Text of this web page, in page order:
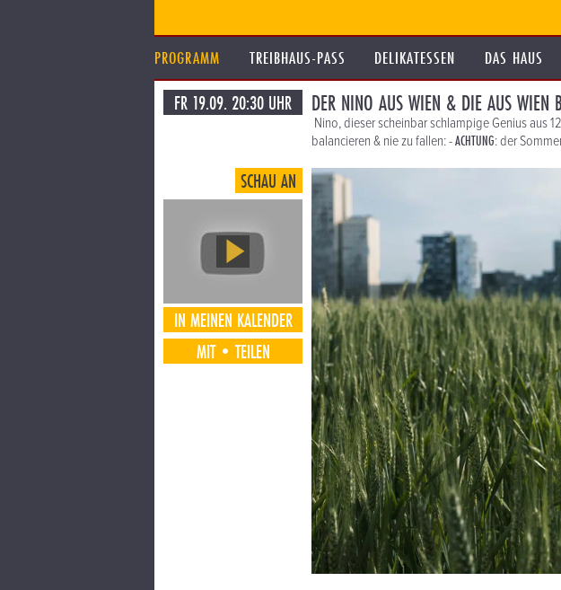
PROGRAMM TREIBHAUS-PASS DELIKATESSEN DAS HAUS
FR 19.09. 20:30 UHR DER NINO AUS WIEN & DIE AUS WIEN
Nino, dieser scheinbar schlampige Genius aus
balancieren & nie zu fallen: -ACHTUNG: der
SCHAU AN
IN MEINEN KALENDER
MIT•TEILEN